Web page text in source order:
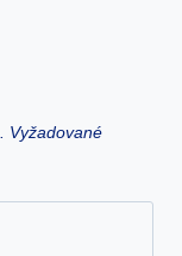
Vyžadované